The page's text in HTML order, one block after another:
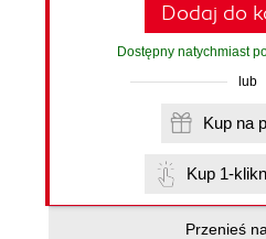
Dodaj do
Dostępny natychmiast
lub
Kup 1-
Przenieś